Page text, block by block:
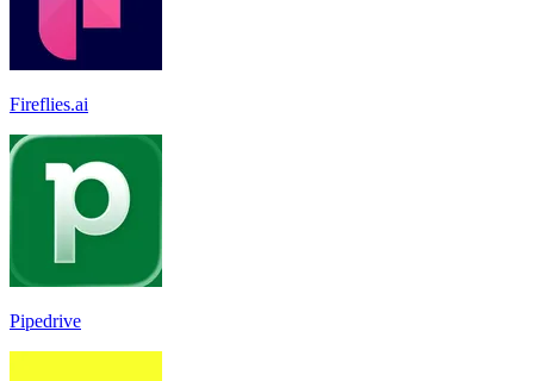
Fireflies.ai
Pipedrive